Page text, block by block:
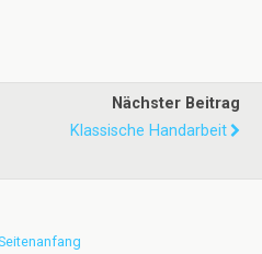
Nächster Beitrag
Klassische Handarbeit